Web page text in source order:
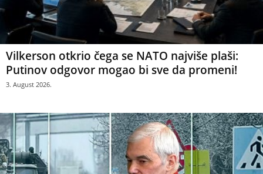
Vilkerson otkrio čega se NATO najviše plaši:
Putinov odgovor mogao bi sve da promeni!
3. August 2026.